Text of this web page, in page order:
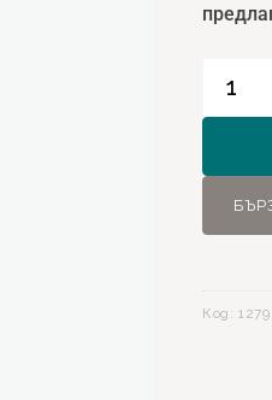
Килим
10049
Жълт
Код: 1279